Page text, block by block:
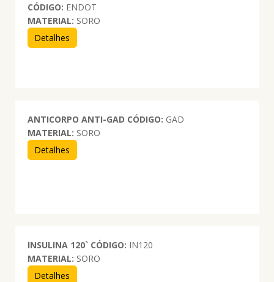
CÓDIGO: ENDOT
MATERIAL: SORO
Detalhes
ANTICORPO ANTI-GAD CÓDIGO: GAD
MATERIAL: SORO
Detalhes
INSULINA 120` CÓDIGO: IN120
MATERIAL: SORO
Detalhes